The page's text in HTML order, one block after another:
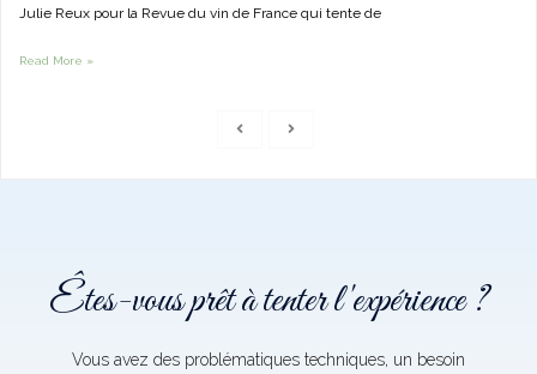
Julie Reux pour la Revue du vin de France qui tente de
Read More »
Êtes-vous prêt à tenter l'expérience ?
Vous avez des problématiques techniques, un besoin